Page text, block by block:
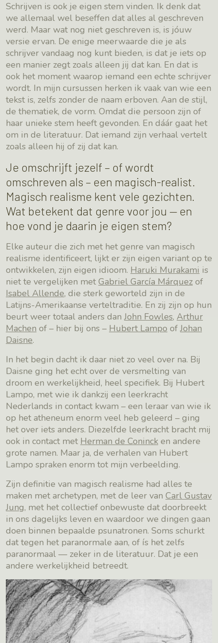
Schrijven is ook je eigen stem vinden. Ik denk dat
we allemaal wel beseffen dat alles al geschreven
werd. Maar wat nog niet geschreven is, is jóuw
versie ervan. De enige meerwaarde die je als
schrijver vandaag nog kunt bieden, is dat je iets op
een manier zegt zoals alleen jij dat kan. En dat is
ook het moment waarop iemand een echte schrijver
wordt. In mijn cursussen herken ik vaak van wie een
tekst is, zelfs zonder de naam erboven. Aan de stijl,
de thematiek, de vorm. Omdat die persoon zijn of
haar unieke stem heeft gevonden. En dáár gaat het
om in de literatuur. Dat iemand zijn verhaal vertelt
zoals alleen hij of zij dat kan.
Je omschrijft jezelf – of wordt
omschreven als – een magisch-realist.
Magisch realisme kent vele gezichten.
Wat betekent dat genre voor jou — en
hoe vond je daarin je eigen stem?
Elke auteur die zich met het genre van magisch
realisme identificeert, lijkt er zijn eigen variant op te
ontwikkelen, zijn eigen idioom. Haruki Murakami is
niet te vergelijken metGabriel García Márquez of
Isabel Allende, die sterk geworteld zijn in de
Latijns-Amerikaanse verteltraditie. En zij zijn op hun
beurt weer totaal anders dan John Fowles, Arthur
Machen of – hier bij ons – Hubert Lampo of Johan
Daisne.
In het begin dacht ik daar niet zo veel over na. Bij
Daisne ging het echt over de versmelting van
droom en werkelijkheid, heel specifiek. Bij Hubert
Lampo, met wie ik dankzij een leerkracht
Nederlands in contact kwam – een leraar van wie ik
op het atheneum enorm veel heb geleerd – ging
het over iets anders. Diezelfde leerkracht bracht mij
ook in contact met Herman de Coninck en andere
grote namen. Maar ja, de verhalen van Hubert
Lampo spraken enorm tot mijn verbeelding.
Zijn definitie van magisch realisme had alles te
maken met archetypen, met de leer van Carl Gustav
Jung, met het collectief onbewuste dat doorbreekt
in ons dagelijks leven en waardoor we dingen gaan
doen binnen bepaalde psunatronen. Soms schurkt
dat tegen het paranormale aan, of ís het zelfs
paranormaal — zeker in de literatuur. Dat je een
andere werkelijkheid betreedt.